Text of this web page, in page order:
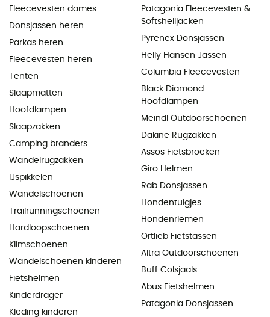
Fleecevesten dames
Donsjassen heren
Parkas heren
Fleecevesten heren
Tenten
Slaapmatten
Hoofdlampen
Slaapzakken
Camping branders
Wandelrugzakken
IJspikkelen
Wandelschoenen
Trailrunningschoenen
Hardloopschoenen
Klimschoenen
Wandelschoenen kinderen
Fietshelmen
Kinderdrager
Kleding kinderen
Patagonia Fleecevesten &
Softshelljacken
Pyrenex Donsjassen
Helly Hansen Jassen
Columbia Fleecevesten
Black Diamond
Hoofdlampen
Meindl Outdoorschoenen
Dakine Rugzakken
Assos Fietsbroeken
Giro Helmen
Rab Donsjassen
Hondentuigjes
Hondenriemen
Ortlieb Fietstassen
Altra Outdoorschoenen
Buff Colsjaals
Abus Fietshelmen
Patagonia Donsjassen